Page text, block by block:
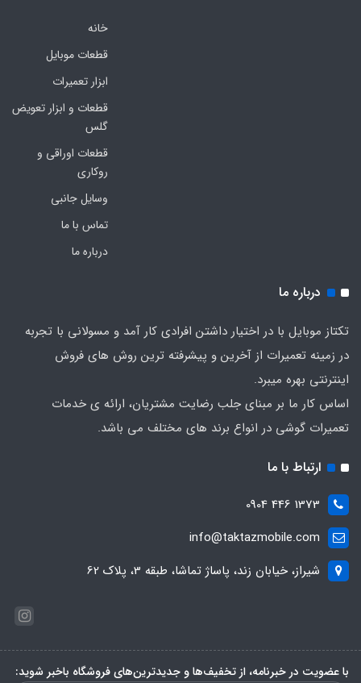
خانه
قطعات موبایل
ابزار تعمیرات
قطعات و ابزار تعویض
گلس
قطعات اوراقی و
روکاری
وسایل جانبی
تماس با ما
درباره ما
درباره ما
تکتاز موبایل با در اختیار داشتن افرادی کار آمد و مسولانی با تجربه
در زمینه تعمیرات از آخرین و پیشرفته ترین روش های فروش
اینترنتی بهره میبرد.
اساس کار ما بر مبنای جلب رضایت مشتریان، ارائه ی خدمات
تعمیرات گوشی در انواع برند های مختلف می باشد.
ارتباط با ما
1373 446 0904
info@taktazmobile.com
شیراز، خیابان زند، پاساژ تماشا، طبقه 3، پلاک 62
با عضویت در خبرنامه، از تخفیف‌ها و جدیدترین‌های فروشگاه باخبر شوید: